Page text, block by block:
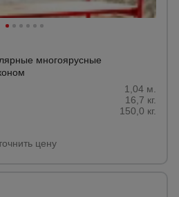
многоярусные
1,04 м.
16,7 кг.
150,0 кг.
цену